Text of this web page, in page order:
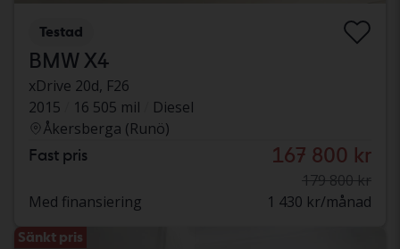
Testad
BMW X4
xDrive 20d, F26
2015
16 505 mil
Diesel
Åkersberga (Runö)
Fast pris 167 800 kr
179 800 kr
Med finansiering
1 430 kr/månad
Sänkt pris